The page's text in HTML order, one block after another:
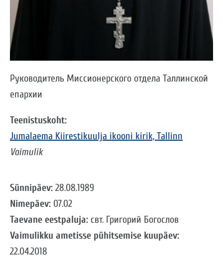
Руководитель Миссионерского отдела Таллинской
епархии
Teenistuskoht:
Jumalaema Kiirestikuulja ikooni kirik, Tallinn
Vaimulik
Sünnipäev: 28.08.1989
Nimepäev: 07.02
Taevane eestpaluja: свт. Григорий Богослов
Vaimulikku ametisse pühitsemise kuupäev:
22.04.2018